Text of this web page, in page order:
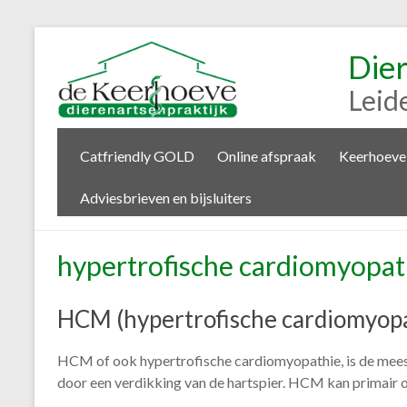
Catfriendly GOLD Online afspraak
Adviesbrieven en bijsluiters
hypertrofische
HCM (hypertrofische
HCM of ook hypertrofische cardiomyopathie, is de
door een verdikking van de hartspier. HCM kan